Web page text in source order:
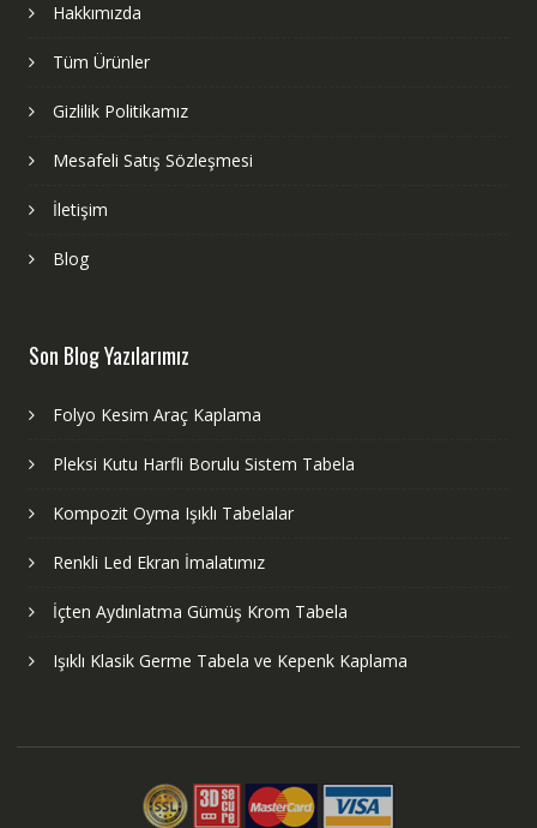
Hakkımızda
Tüm Ürünler
Gizlilik Politikamız
Mesafeli Satış Sözleşmesi
İletişim
Blog
Son Blog Yazılarımız
Folyo Kesim Araç Kaplama
Pleksi Kutu Harfli Borulu Sistem Tabela
Kompozit Oyma Işıklı Tabelalar
Renkli Led Ekran İmalatımız
İçten Aydınlatma Gümüş Krom Tabela
Işıklı Klasik Germe Tabela ve Kepenk Kaplama